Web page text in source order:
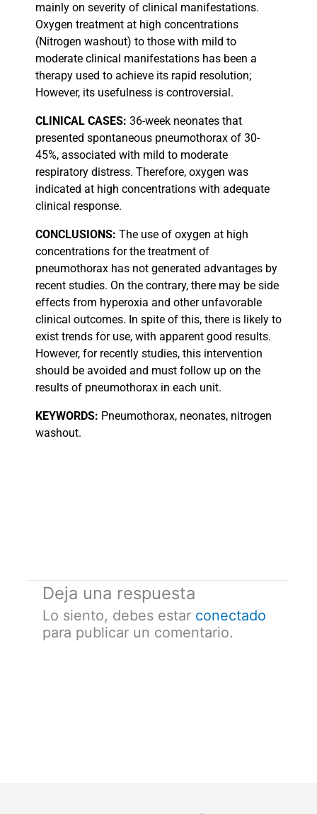
mainly on severity of clinical manifestations.
Oxygen treatment at high concentrations
(Nitrogen washout) to those with mild to
moderate clinical manifestations has been a
therapy used to achieve its rapid resolution;
However, its usefulness is controversial.
CLINICAL CASES: 36-week neonates that
presented spontaneous pneumothorax of 30-
45%, associated with mild to moderate
respiratory distress. Therefore, oxygen was
indicated at high concentrations with adequate
clinical response.
CONCLUSIONS: The use of oxygen at high
concentrations for the treatment of
pneumothorax has not generated advantages by
recent studies. On the contrary, there may be side
effects from hyperoxia and other unfavorable
clinical outcomes. In spite of this, there is likely to
exist trends for use, with apparent good results.
However, for recently studies, this intervention
should be avoided and must follow up on the
results of pneumothorax in each unit.
KEYWORDS: Pneumothorax, neonates, nitrogen
washout.
Deja una respuesta
Lo siento, debes estar conectado
para publicar un comentario.